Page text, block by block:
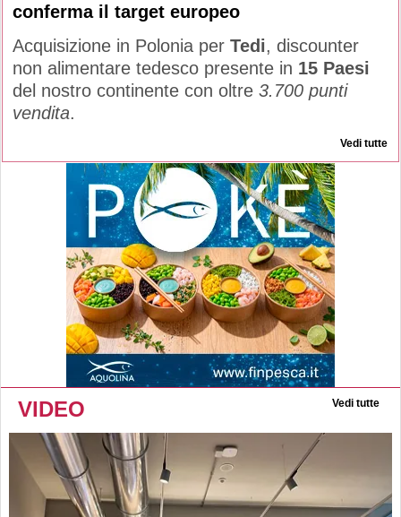
conferma il target europeo
Acquisizione in Polonia per Tedi, discounter
non alimentare tedesco presente in 15 Paesi
del nostro continente con oltre 3.700 punti
vendita.
Vedi tutte
VIDEO Vedi tutte